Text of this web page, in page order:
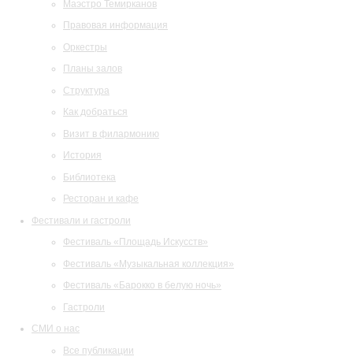
Маэстро Темирканов
Правовая информация
Оркестры
Планы залов
Структура
Как добраться
Визит в филармонию
История
Библиотека
Ресторан и кафе
Фестивали и гастроли
Фестиваль «Площадь Искусств»
Фестиваль «Музыкальная коллекция»
Фестиваль «Барокко в белую ночь»
Гастроли
СМИ о нас
Все публикации